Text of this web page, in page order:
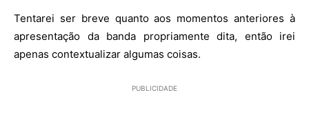
Tentarei ser breve quanto aos momentos anteriores à
apresentação da banda propriamente dita, então irei
apenas contextualizar algumas coisas.
PUBLICIDADE